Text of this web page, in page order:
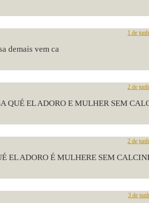
1 de
demais vem ca
2 de
QUÉ EL ADORO E MULHER SEM
2 de
EL ADORO É MULHERE SEM
3 de